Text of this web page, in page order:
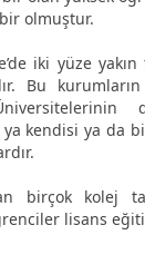
olmuştur.
iki yüze
Bu
kendisi ya da
birçok kolej
lisans